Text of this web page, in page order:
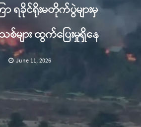
ရခိုင်ရိုးမတိုက်ပွဲများမှ
များ ထွက်ပြေးမှုရှိနေ
June 11, 2026